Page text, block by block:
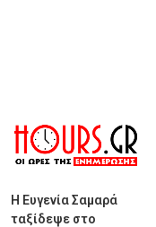
Η Ευγενία Σαμαρά
ταξίδεψε στο